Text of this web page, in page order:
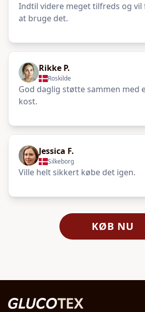
Indtil videre meget tilfreds og
at bruge det.
Rikke P.
Roskilde
God daglig støtte sammen med
kost.
Jessica F.
Silkeborg
Ville helt sikkert købe det igen.
KØB NU